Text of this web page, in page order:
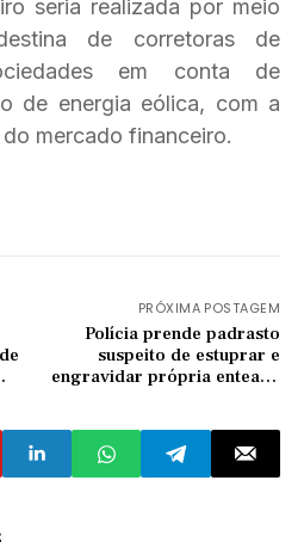
seria realizada por meio
de corretoras de
em conta de
de energia eólica, com a
mercado financeiro.
PRÓXIMA POSTAGEM
Polícia prende padrasto
suspeito de estuprar e
engravidar própria enteada